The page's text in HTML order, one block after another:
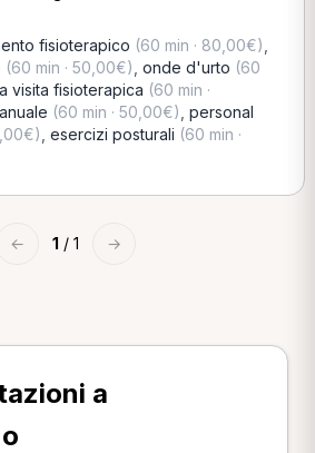
fisioterapico (60 min · 80,00€)
(60 min · 50,00€) onde d'urto (60
visita fisioterapica (60 min ·
(60 min · 50,00€) personal
esercizi posturali (60 min ·
← 1 / 1 →
a